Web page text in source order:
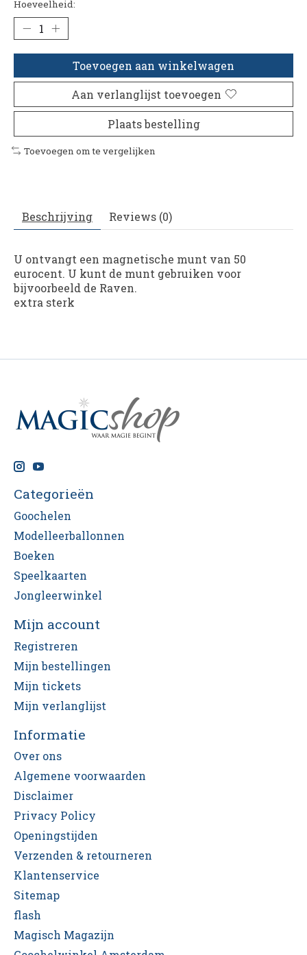
Hoeveelheid:
Toevoegen aan winkelwagen
Aan verlanglijst toevoegen
Plaats bestelling
Toevoegen om te vergelijken
Beschrijving Reviews (0)
U ontvangt een magnetische munt van 50
eurocent. U kunt de munt gebruiken voor
bijvoorbeeld de Raven.
extra sterk
Categorieën
Goochelen
Modelleerballonnen
Boeken
Speelkaarten
Jongleerwinkel
Mijn account
Registreren
Mijn bestellingen
Mijn tickets
Mijn verlanglijst
Informatie
Over ons
Algemene voorwaarden
Disclaimer
Privacy Policy
Openingstijden
Verzenden & retourneren
Klantenservice
Sitemap
flash
Magisch Magazijn